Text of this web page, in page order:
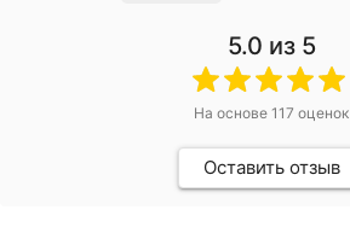
5.0 из 5
На основе 117 оценок
Оставить отзыв